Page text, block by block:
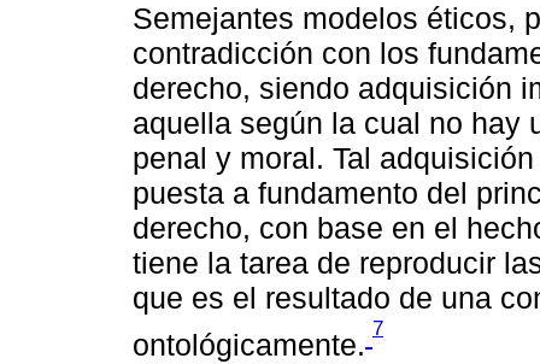
Semejantes modelos éticos,
contradicción con los
derecho, siendo adquisición
aquella según la cual no hay
penal y moral. Tal
puesta a fundamento del
derecho, con base en el
tiene la tarea de reproducir
que es el resultado de una
ontológicamente.
7